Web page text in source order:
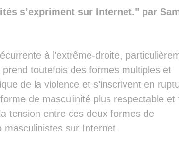
s’expriment sur Internet." par
à l’extrême-droite,
toutefois des formes multiples et
de la violence et s’inscrivent en
de masculinité plus respectable et
tension entre ces deux formes de
masculinistes sur Internet.